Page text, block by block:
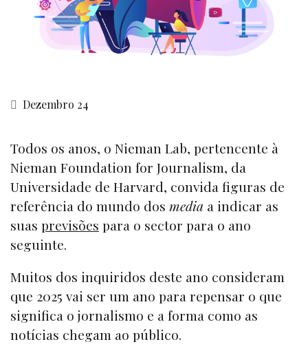
Dezembro 24
Todos os anos, o Nieman Lab, pertencente à
Nieman Foundation for Journalism, da
Universidade de Harvard, convida figuras de
referência do mundo dos media a indicar as
suas previsões para o sector para o ano
seguinte.
Muitos dos inquiridos deste ano consideram
que 2025 vai ser um ano para repensar o que
significa o jornalismo e a forma como as
notícias chegam ao público.